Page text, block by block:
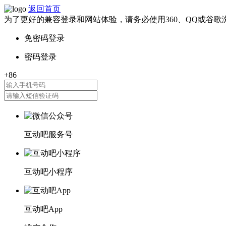
返回首页
为了更好的兼容登录和网站体验，请务必使用360、QQ或谷歌
互动吧服务号
互动吧小程序
互动吧App